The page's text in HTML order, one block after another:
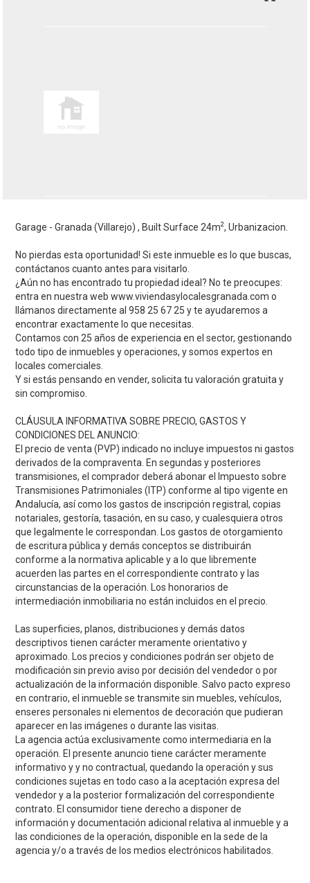
Garage - Granada (Villarejo) , Built Surface 24m2, Urbanizacion.
No pierdas esta oportunidad! Si este inmueble es lo que buscas,
contáctanos cuanto antes para visitarlo.
¿Aún no has encontrado tu propiedad ideal? No te preocupes:
entra en nuestra web www.viviendasylocalesgranada.com o
llámanos directamente al 958 25 67 25 y te ayudaremos a
encontrar exactamente lo que necesitas.
Contamos con 25 años de experiencia en el sector, gestionando
todo tipo de inmuebles y operaciones, y somos expertos en
locales comerciales.
Y si estás pensando en vender, solicita tu valoración gratuita y
sin compromiso.
CLÁUSULA INFORMATIVA SOBRE PRECIO, GASTOS Y
CONDICIONES DEL ANUNCIO:
El precio de venta (PVP) indicado no incluye impuestos ni gastos
derivados de la compraventa. En segundas y posteriores
transmisiones, el comprador deberá abonar el Impuesto sobre
Transmisiones Patrimoniales (ITP) conforme al tipo vigente en
Andalucía, así como los gastos de inscripción registral, copias
notariales, gestoría, tasación, en su caso, y cualesquiera otros
que legalmente le correspondan. Los gastos de otorgamiento
de escritura pública y demás conceptos se distribuirán
conforme a la normativa aplicable y a lo que libremente
acuerden las partes en el correspondiente contrato y las
circunstancias de la operación. Los honorarios de
intermediación inmobiliaria no están incluidos en el precio.
Las superficies, planos, distribuciones y demás datos
descriptivos tienen carácter meramente orientativo y
aproximado. Los precios y condiciones podrán ser objeto de
modificación sin previo aviso por decisión del vendedor o por
actualización de la información disponible. Salvo pacto expreso
en contrario, el inmueble se transmite sin muebles, vehículos,
enseres personales ni elementos de decoración que pudieran
aparecer en las imágenes o durante las visitas.
La agencia actúa exclusivamente como intermediaria en la
operación. El presente anuncio tiene carácter meramente
informativo y y no contractual, quedando la operación y sus
condiciones sujetas en todo caso a la aceptación expresa del
vendedor y a la posterior formalización del correspondiente
contrato. El consumidor tiene derecho a disponer de
información y documentación adicional relativa al inmueble y a
las condiciones de la operación, disponible en la sede de la
agencia y/o a través de los medios electrónicos habilitados.